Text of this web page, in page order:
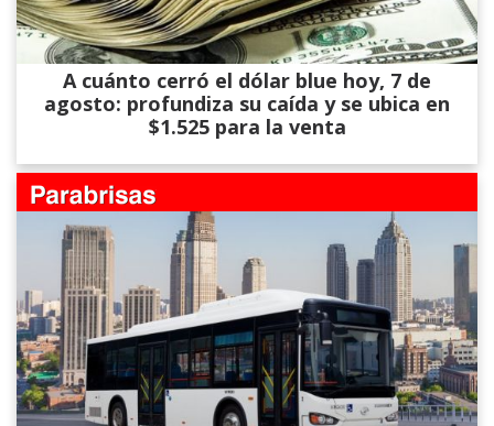
A cuánto cerró el dólar blue hoy, 7 de
agosto: profundiza su caída y se ubica en
$1.525 para la venta